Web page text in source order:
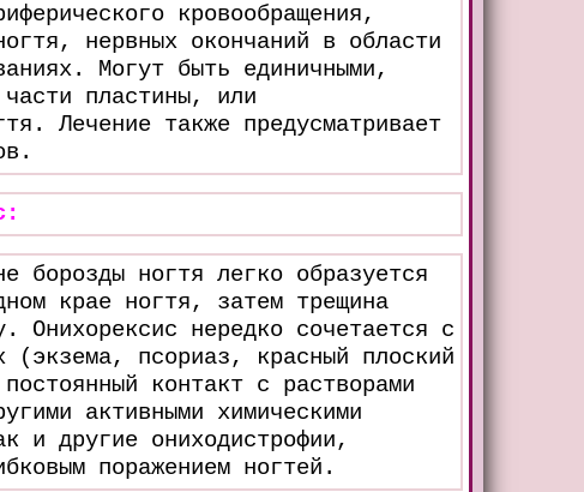
кровообращения,
нервных окончаний в области
Могут быть единичными,
части пластины, или
Лечение также предусматривает
борозды ногтя легко образуется
крае ногтя, затем трещина
Онихорексис нередко сочетается с
(экзема, псориаз, красный плоский
контакт с растворами
активными химическими
и другие ониходистрофии,
поражением ногтей.